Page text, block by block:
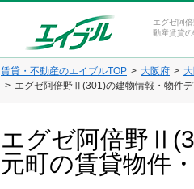
エグゼ阿
動産賃貸
賃貸・不動産のエイブルTOP 大阪府
エグゼ阿倍野Ⅱ(301)の建物情報・物件
エグゼ阿倍野
元町の賃貸物件